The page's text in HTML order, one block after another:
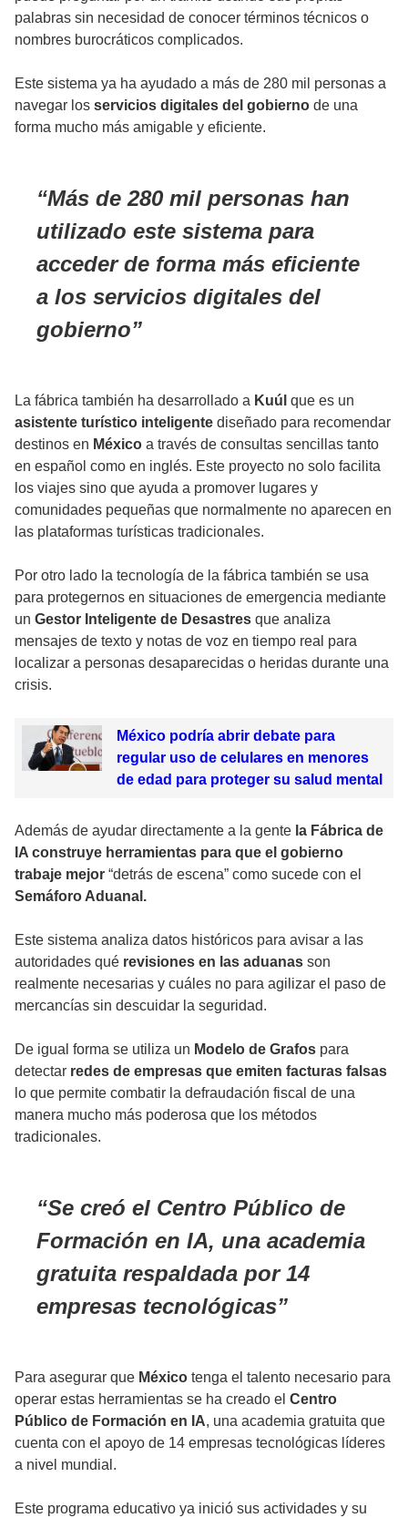
palabras sin necesidad de conocer términos técnicos o
nombres burocráticos complicados.
Este sistema ya ha ayudado a más de 280 mil personas a
navegar los servicios digitales del gobierno de una
forma mucho más amigable y eficiente.
Más de 280 mil personas han
utilizado este sistema para
acceder de forma más eficiente
a los servicios digitales del
gobierno
La fábrica también ha desarrollado a Kuúl que es un
asistente turístico inteligente diseñado para recomendar
destinos en México a través de consultas sencillas tanto
en español como en inglés. Este proyecto no solo facilita
los viajes sino que ayuda a promover lugares y
comunidades pequeñas que normalmente no aparecen en
las plataformas turísticas tradicionales.
Por otro lado la tecnología de la fábrica también se usa
para protegernos en situaciones de emergencia mediante
un Gestor Inteligente de Desastres que analiza
mensajes de texto y notas de voz en tiempo real para
localizar a personas desaparecidas o heridas durante una
crisis.
México podría abrir debate para
regular uso de celulares en menores
de edad para proteger su salud mental
Además de ayudar directamente a la gente la Fábrica de
IA construye herramientas para que el gobierno
trabaje mejor “detrás de escena” como sucede con el
Semáforo Aduanal.
Este sistema analiza datos históricos para avisar a las
autoridades qué revisiones en las aduanas son
realmente necesarias y cuáles no para agilizar el paso de
mercancías sin descuidar la seguridad.
De igual forma se utiliza un Modelo de Grafos para
detectar redes de empresas que emiten facturas falsas
lo que permite combatir la defraudación fiscal de una
manera mucho más poderosa que los métodos
tradicionales.
Se creó el Centro Público de
Formación en IA, una academia
gratuita respaldada por 14
empresas tecnológicas
Para asegurar que México tenga el talento necesario para
operar estas herramientas se ha creado el Centro
Público de Formación en IA, una academia gratuita que
cuenta con el apoyo de 14 empresas tecnológicas líderes
a nivel mundial.
Este programa educativo ya inició sus actividades y su